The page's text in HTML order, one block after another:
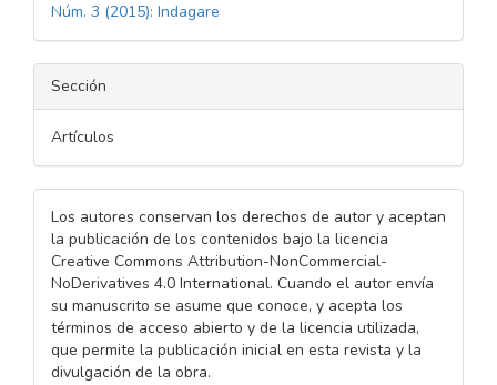
Núm. 3 (2015): Indagare
Sección
Artículos
Los autores conservan los derechos de autor y aceptan
la publicación de los contenidos bajo la licencia
Creative Commons Attribution-NonCommercial-
NoDerivatives 4.0 International. Cuando el autor envía
su manuscrito se asume que conoce, y acepta los
términos de acceso abierto y de la licencia utilizada,
que permite la publicación inicial en esta revista y la
divulgación de la obra.